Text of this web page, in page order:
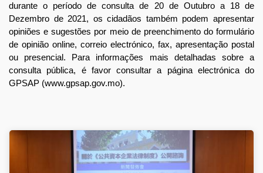
durante o período de consulta de 20 de Outubro a 18 de
Dezembro de 2021, os cidadãos também podem apresentar
opiniões e sugestões por meio de preenchimento do formulário
de opinião online, correio electrónico, fax, apresentação postal
ou presencial. Para informações mais detalhadas sobre a
consulta pública, é favor consultar a página electrónica do
GPSAP (www.gpsap.gov.mo).